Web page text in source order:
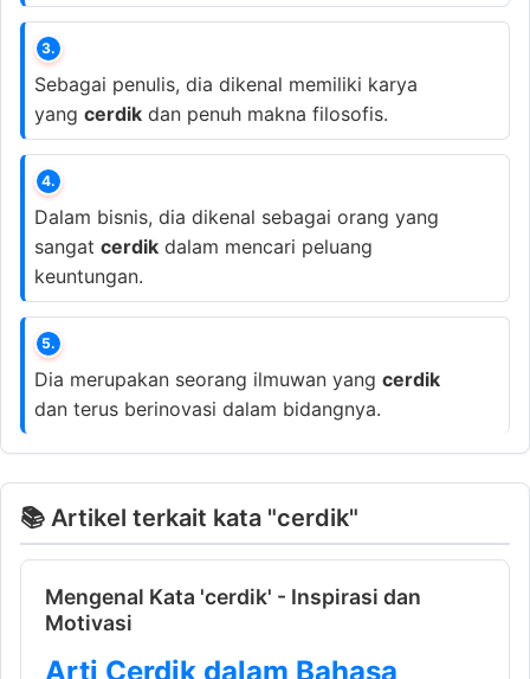
3.
Sebagai penulis, dia dikenal memiliki karya
yang cerdik dan penuh makna filosofis.
4.
Dalam bisnis, dia dikenal sebagai orang yang
sangat cerdik dalam mencari peluang
keuntungan.
5.
Dia merupakan seorang ilmuwan yang cerdik
dan terus berinovasi dalam bidangnya.
📚 Artikel terkait kata "cerdik"
Mengenal Kata 'cerdik' - Inspirasi dan
Motivasi
Arti Cerdik dalam Bahasa